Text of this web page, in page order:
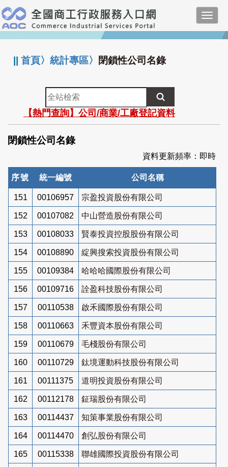
跳
到
主
要
:::
||首頁〉統計專區〉 閉鎖性公司名錄
全
站
檢
索
【熱門查詢】公司/商業/工廠登記資料
閉鎖性公司名錄
資料更新頻率：即時
序號 統一編號 公司名稱
151 00106957 宗盈投資股份有限公司
152 00107082 中山營造股份有限公司
153 00108033 賢泰投資控股股份有限公司
154 00108890 綻興搜索投資股份有限公司
155 00109384 哈哈哈國際股份有限公司
156 00109716 詮盈科技股份有限公司
157 00110538 啟禾國際股份有限公司
158 00110663 禾豐資本股份有限公司
159 00110679 毛棧股份有限公司
160 00110729 鈦境運動科技股份有限公司
161 00111375 道明投資股份有限公司
162 00112178 鉦瑞股份有限公司
163 00114437 知策事業股份有限公司
164 00114470 創弘股份有限公司
165 00115338 聯雄國際投資股份有限公司